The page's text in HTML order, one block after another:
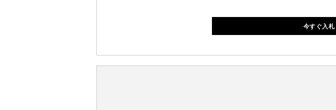
今すぐ入札